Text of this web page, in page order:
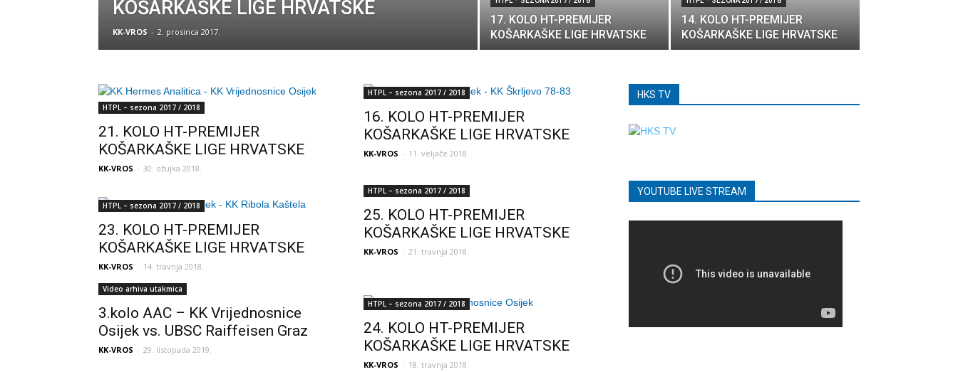
KOŠARKAŠKE LIGE HRVATSKE
KK-VROS - 2. prosinca 2017.
17. KOLO HT-PREMIJER
KOŠARKAŠKE LIGE HRVATSKE
14. KOLO HT-PREMIJER
KOŠARKAŠKE LIGE HRVATSKE
HTPL – sezona 2017 / 2018
21. KOLO HT-PREMIJER
KOŠARKAŠKE LIGE HRVATSKE
KK-VROS - 30. ožujka 2018.
HTPL – sezona 2017 / 2018
16. KOLO HT-PREMIJER
KOŠARKAŠKE LIGE HRVATSKE
KK-VROS - 11. veljače 2018.
HTPL – sezona 2017 / 2018
23. KOLO HT-PREMIJER
KOŠARKAŠKE LIGE HRVATSKE
KK-VROS - 14. travnja 2018.
HTPL – sezona 2017 / 2018
25. KOLO HT-PREMIJER
KOŠARKAŠKE LIGE HRVATSKE
KK-VROS - 21. travnja 2018.
Video arhiva utakmica
3.kolo AAC – KK Vrijednosnice
Osijek vs. UBSC Raiffeisen Graz
KK-VROS - 29. listopada 2019.
HTPL – sezona 2017 / 2018
24. KOLO HT-PREMIJER
KOŠARKAŠKE LIGE HRVATSKE
KK-VROS - 18. travnja 2018.
HKS TV
YOUTUBE LIVE STREAM